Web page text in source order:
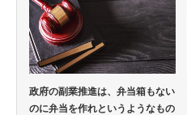
政府の副業推進は、弁当箱もない
のに弁当を作れというようなもの